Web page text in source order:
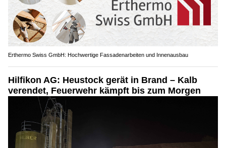
Erthermo Swiss GmbH: Hochwertige Fassadenarbeiten und Innenausbau
Hilfikon AG: Heustock gerät in Brand – Kalb
verendet, Feuerwehr kämpft bis zum Morgen